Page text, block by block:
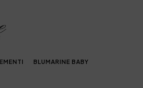
BLUMARINE BABY